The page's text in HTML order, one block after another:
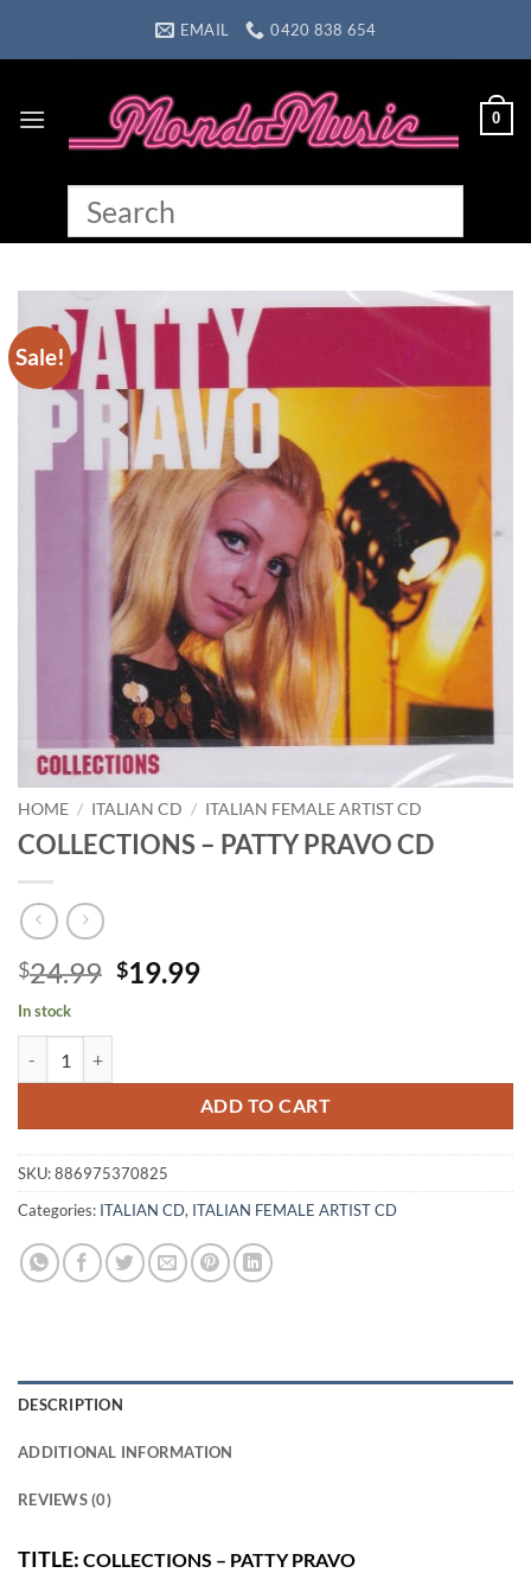
EMAIL 0420 838 654
0
Sale!
HOME / ITALIAN CD / ITALIAN FEMALE ARTIST CD
COLLECTIONS – PATTY PRAVO CD
$24.99 Original
$19.99Current
In stock
ADD TO CART
SKU:886975370825
Categories: ITALIAN CD, ITALIAN FEMALE ARTIST CD
DESCRIPTION
ADDITIONAL INFORMATION
REVIEWS (0)
TITLE: COLLECTIONS – PATTY PRAVO